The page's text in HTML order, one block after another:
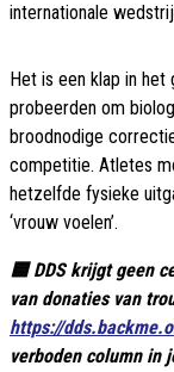
internationale
Het is een klap in
probeerden om
broodnodige
competitie. Atletes
hetzelfde fysieke
‘vrouw voelen’.
🟦 DDS krijgt geen
van donaties van
https://
verboden column in